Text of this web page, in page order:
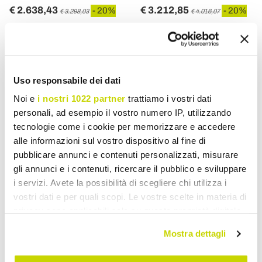
Uso responsabile dei dati
Noi e i nostri 1022 partner trattiamo i vostri dati
personali, ad esempio il vostro numero IP, utilizzando
tecnologie come i cookie per memorizzare e accedere
alle informazioni sul vostro dispositivo al fine di
pubblicare annunci e contenuti personalizzati, misurare
gli annunci e i contenuti, ricercare il pubblico e sviluppare
i servizi. Avete la possibilità di scegliere chi utilizza i
vostri dati e per quali scopi. Le vostre scelte in materia di
modificare o revocare il proprio consenso in qualsiasi
momento dalla Dichiarazione sui cookie o facendo clic
Mostra dettagli
€ 2.638,43 € 3.298,03 - 20% € 3.212,85 € 4.016,07 - 20%
VIADURINI LIVING
Ausziehbarer Tisch bis 260
Veneto
VIADURINI LIVING
Ausziehbarer Tisch bis 240
poliertem Onyxmarmor-
Finish - Piedmont